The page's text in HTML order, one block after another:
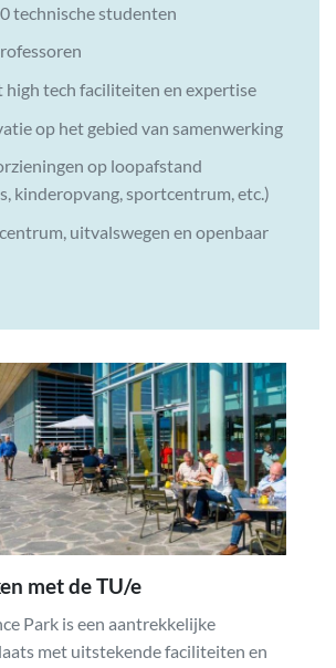
technische studenten
high tech faciliteiten en expertise
op het gebied van samenwerking
op loopafstand
kinderopvang, sportcentrum, etc.)
uitvalswegen en openbaar
met de TU/e
Park is een aantrekkelijke
met uitstekende faciliteiten en